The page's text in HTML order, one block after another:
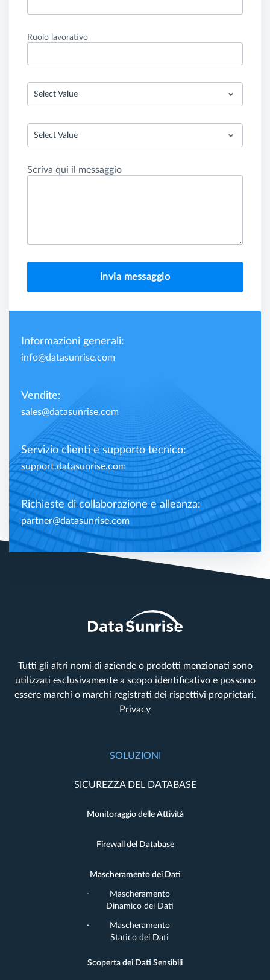
Ruolo lavorativo
Select Value
Select Value
Scriva qui il messaggio
Invia messaggio
Informazioni generali:
info@datasunrise.com
Vendite:
sales@datasunrise.com
Servizio clienti e supporto tecnico:
support.datasunrise.com
Richieste di collaborazione e alleanza:
partner@datasunrise.com
Tutti gli altri nomi di aziende o prodotti menzionati sono
utilizzati esclusivamente a scopo identificativo e possono
essere marchi o marchi registrati dei rispettivi proprietari.
Privacy
SOLUZIONI
SICUREZZA DEL DATABASE
Monitoraggio delle Attività
Firewall del Database
Mascheramento dei Dati
Mascheramento
Dinamico dei Dati
Mascheramento
Statico dei Dati
Scoperta dei Dati Sensibili